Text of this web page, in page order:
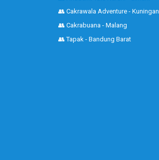
👥 Cakrawala Adventure - Kuningan
👥 Cakrabuana - Malang
👥 Tapak - Bandung Barat